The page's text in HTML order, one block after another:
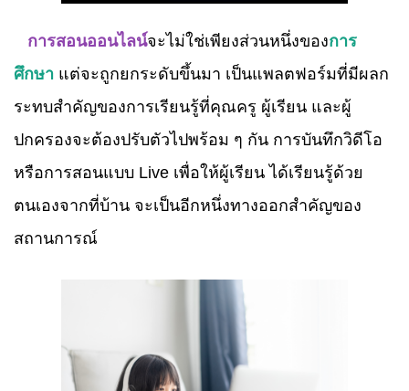
การสอนออนไลน์จะไม่ใช่เพียงส่วนหนึ่งของการ
ศึกษา แต่จะถูกยกระดับขึ้นมา เป็นแพลตฟอร์มที่มีผลก
ระทบสำคัญของการเรียนรู้ที่คุณครู ผู้เรียน และผู้
ปกครองจะต้องปรับตัวไปพร้อม ๆ กัน การบันทึกวิดีโอ
หรือการสอนแบบ Live เพื่อให้ผู้เรียน ได้เรียนรู้ด้วย
ตนเองจากที่บ้าน จะเป็นอีกหนึ่งทางออกสำคัญของ
สถานการณ์